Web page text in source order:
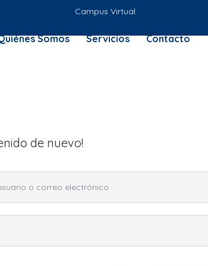
Campus Virtual
Somos Servicios Contacto
de nuevo!